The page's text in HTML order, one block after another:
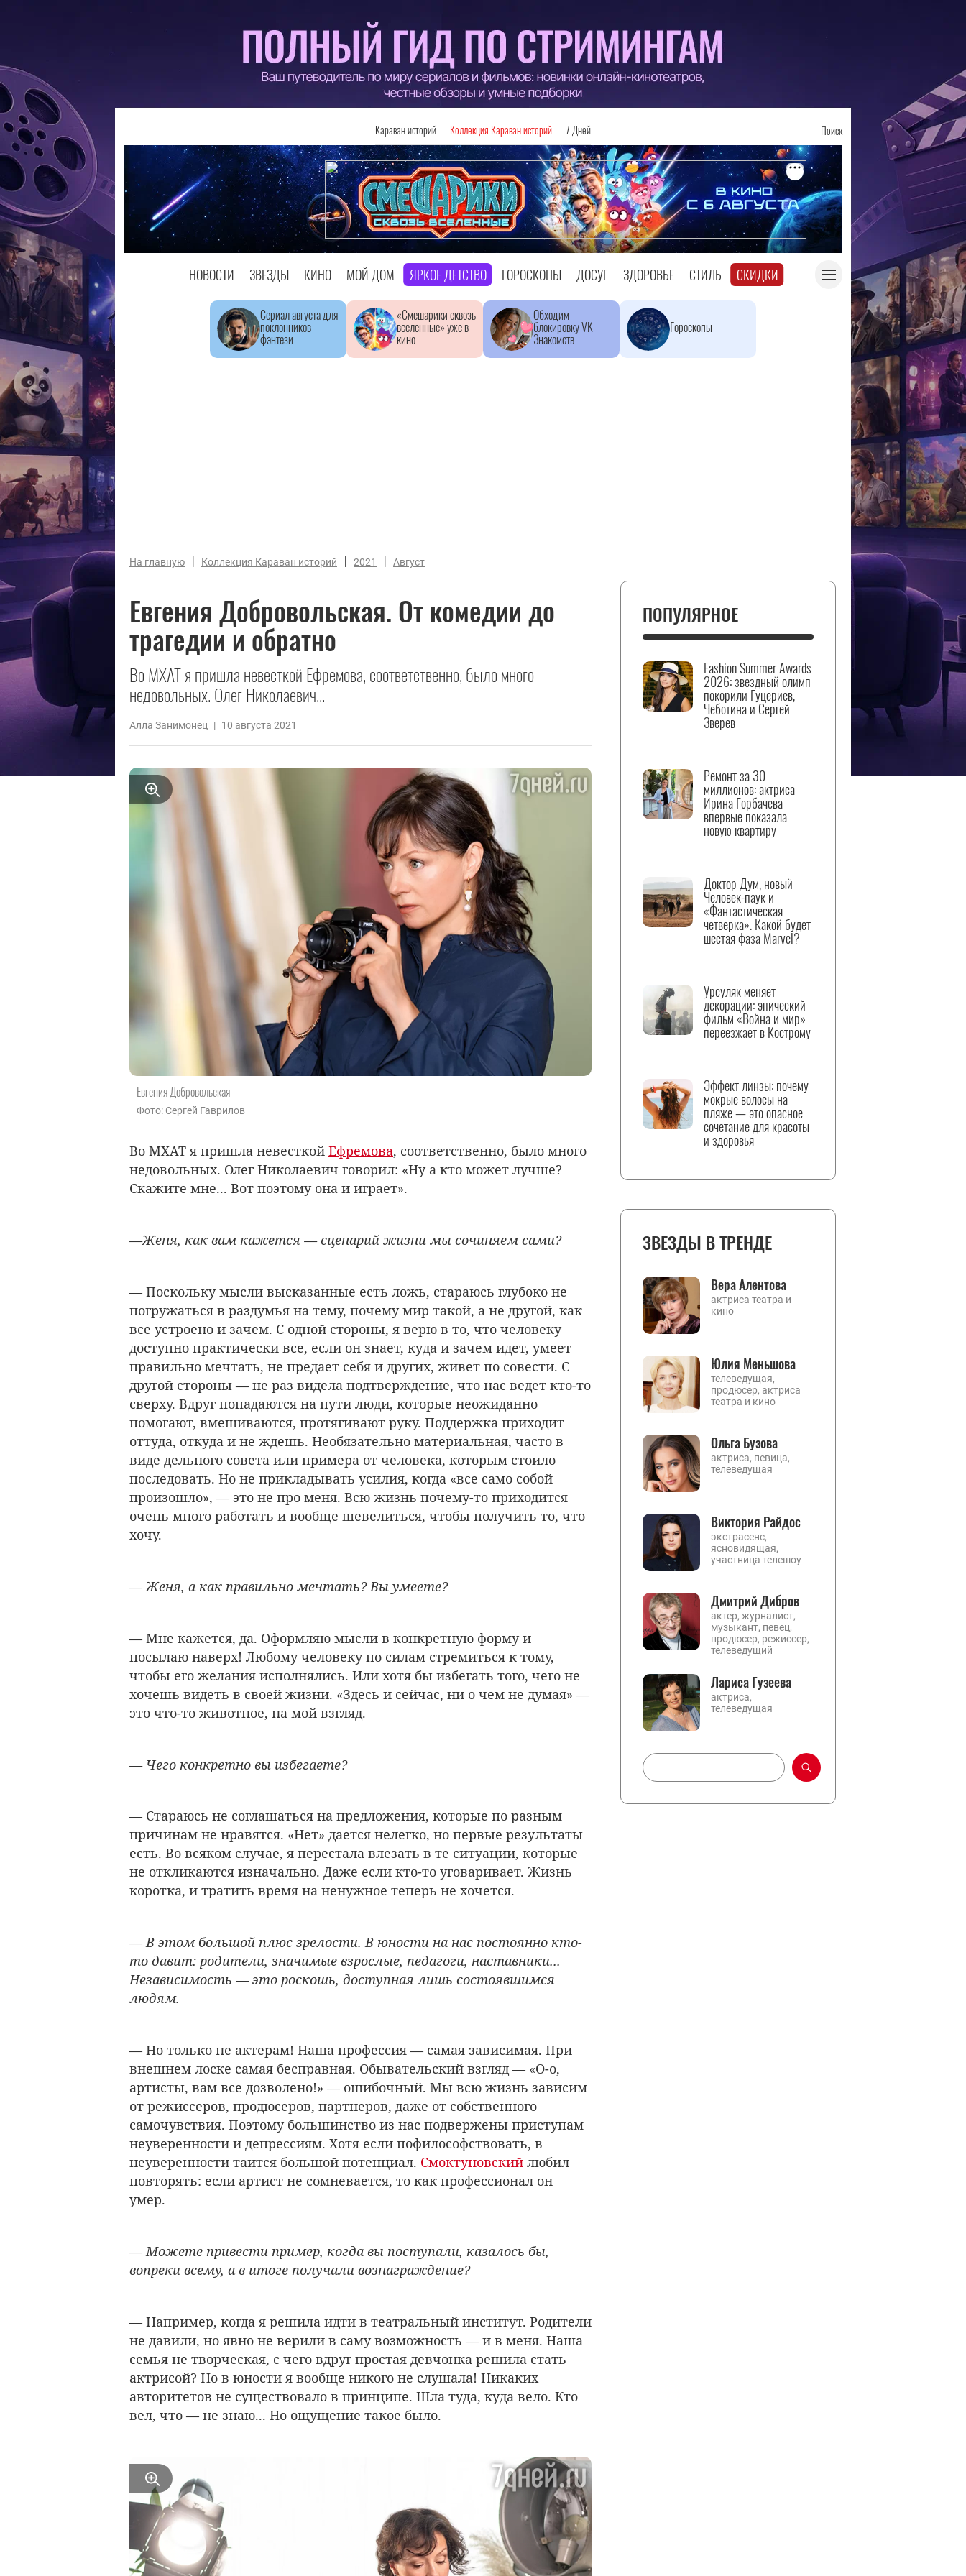
Караван историй Коллекция Караван историй 7 Дней Поиск
НОВОСТИ ЗВЕЗДЫ КИНО МОЙ ДОМ ЯРКОЕ ДЕТСТВО ГОРОСКОПЫ ДОСУГ ЗДОРОВЬЕ СТИЛЬ СКИДКИ
Сериал августа для
поклонников
фэнтези
«Смешарики сквозь
вселенные» уже в
кино
Обходим
блокировку VK
Знакомств
Гороскопы
На главную | Коллекция Караван историй | 2021 | Август
Евгения Добровольская. От комедии до
трагедии и обратно
Во МХАТ я пришла невесткой Ефремова, соответственно, было много
недовольных. Олег Николаевич...
Алла Занимонец | 10 августа 2021
Евгения Добровольская
Фото: Сергей Гаврилов
Во МХАТ я пришла невесткой Ефремова, соответственно, было много
недовольных. Олег Николаевич говорил: «Ну а кто может лучше?
Скажите мне... Вот поэтому она и играет».
—Женя, как вам кажется — сценарий жизни мы сочиняем сами?
— Поскольку мысли высказанные есть ложь, стараюсь глубоко не
погружаться в раздумья на тему, почему мир такой, а не другой, как
все устроено и зачем. С одной стороны, я верю в то, что человеку
доступно практически все, если он знает, куда и зачем идет, умеет
правильно мечтать, не предает себя и других, живет по совести. С
другой стороны — не раз видела подтверждение, что нас ведет кто-то
сверху. Вдруг попадаются на пути люди, которые неожиданно
помогают, вмешиваются, протягивают руку. Поддержка приходит
оттуда, откуда и не ждешь. Необязательно материальная, часто в
виде дельного совета или примера от человека, которым стоило
последовать. Но не прикладывать усилия, когда «все само собой
произошло», — это не про меня. Всю жизнь почему-то приходится
очень много работать и вообще шевелиться, чтобы получить то, что
хочу.
— Женя, а как правильно мечтать? Вы умеете?
— Мне кажется, да. Оформляю мысли в конкретную форму и
посылаю наверх! Любому человеку по силам стремиться к тому,
чтобы его желания исполнялись. Или хотя бы избегать того, чего не
хочешь видеть в своей жизни. «Здесь и сейчас, ни о чем не думая» —
это что-то животное, на мой взгляд.
— Чего конкретно вы избегаете?
— Стараюсь не соглашаться на предложения, которые по разным
причинам не нравятся. «Нет» дается нелегко, но первые результаты
есть. Во всяком случае, я перестала влезать в те ситуации, которые
не откликаются изначально. Даже если кто-то уговаривает. Жизнь
коротка, и тратить время на ненужное теперь не хочется.
— В этом большой плюс зрелости. В юности на нас постоянно кто-
то давит: родители, значимые взрослые, педагоги, наставники...
Независимость — это роскошь, доступная лишь состоявшимся
людям.
— Но только не актерам! Наша профессия — самая зависимая. При
внешнем лоске самая бесправная. Обывательский взгляд — «О-о,
артисты, вам все дозволено!» — ошибочный. Мы всю жизнь зависим
от режиссеров, продюсеров, партнеров, даже от собственного
самочувствия. Поэтому большинство из нас подвержены приступам
неуверенности и депрессиям. Хотя если пофилософствовать, в
неуверенности таится большой потенциал. Смоктуновский любил
повторять: если артист не сомневается, то как профессионал он
умер.
— Можете привести пример, когда вы поступали, казалось бы,
вопреки всему, а в итоге получали вознаграждение?
— Например, когда я решила идти в театральный институт. Родители
не давили, но явно не верили в саму возможность — и в меня. Наша
семья не творческая, с чего вдруг простая девчонка решила стать
актрисой? Но в юности я вообще никого не слушала! Никаких
авторитетов не существовало в принципе. Шла туда, куда вело. Кто
вел, что — не знаю... Но ощущение такое было.
ПОПУЛЯРНОЕ
Fashion Summer Awards
2026: звездный олимп
покорили Гуцериев,
Чеботина и Сергей
Зверев
Ремонт за 30
миллионов: актриса
Ирина Горбачева
впервые показала
новую квартиру
Доктор Дум, новый
Человек-паук и
«Фантастическая
четверка». Какой будет
шестая фаза Marvel?
Урсуляк меняет
декорации: эпический
фильм «Война и мир»
переезжает в Кострому
Эффект линзы: почему
мокрые волосы на
пляже — это опасное
сочетание для красоты
и здоровья
ЗВЕЗДЫ В ТРЕНДЕ
Вера Алентова
актриса театра и
кино
Юлия Меньшова
телеведущая,
продюсер, актриса
театра и кино
Ольга Бузова
актриса, певица,
телеведущая
Виктория Райдос
экстрасенс,
ясновидящая,
участница телешоу
Дмитрий Дибров
актер, журналист,
музыкант, певец,
продюсер, режиссер,
телеведущий
Лариса Гузеева
актриса,
телеведущая